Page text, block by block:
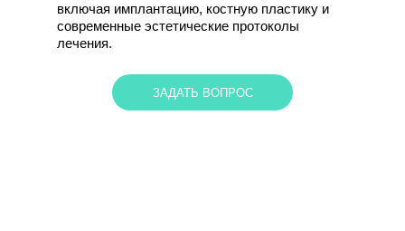
включая имплантацию, костную пластику и
современные эстетические протоколы
лечения.
ЗАДАТЬ ВОПРОС